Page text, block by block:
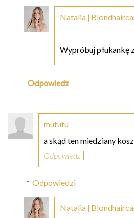
Natalia |
Wypróbuj płukankę
Odpowiedz
mututu
a skąd ten miedziany
Odpowiedz
Odpowiedzi
Natalia |